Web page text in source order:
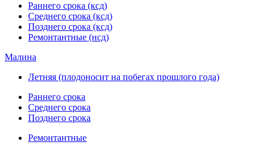
Раннего срока (ксд)
Среднего срока (ксд)
Позднего срока (ксд)
Ремонтантные (нсд)
Малина
Летняя (плодоносит на побегах прошлого года)
Раннего срока
Среднего срока
Позднего срока
Ремонтантные